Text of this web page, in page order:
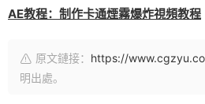
AE教程：制作卡通煙霧爆炸視頻教程
原文鏈接： https://
明出處。